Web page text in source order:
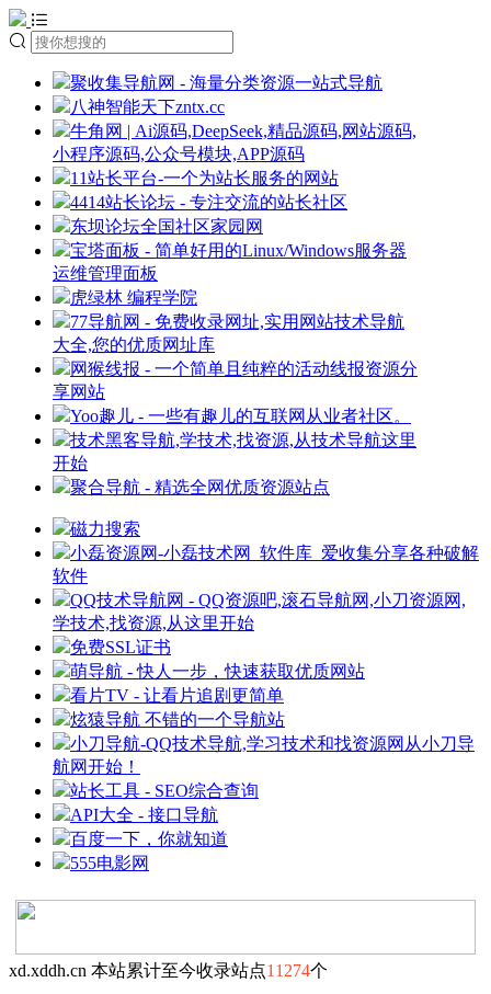
聚收集导航网 - 海量分类资源一站式导航
八神智能天下zntx.cc
牛角网 | Ai源码,DeepSeek,精品源码,网站源码,
小程序源码,公众号模块,APP源码
11站长平台-一个为站长服务的网站
4414站长论坛 - 专注交流的站长社区
东坝论坛全国社区家园网
宝塔面板 - 简单好用的Linux/Windows服务器
运维管理面板
虎绿林 编程学院
77导航网 - 免费收录网址,实用网站技术导航
大全,您的优质网址库
网猴线报 - 一个简单且纯粹的活动线报资源分
享网站
Yoo趣儿 - 一些有趣儿的互联网从业者社区。
技术黑客导航,学技术,找资源,从技术导航这里
开始
聚合导航 - 精选全网优质资源站点
磁力搜索
小磊资源网-小磊技术网_软件库_爱收集分享各种破解
软件
QQ技术导航网 - QQ资源吧,滚石导航网,小刀资源网,
学技术,找资源,从这里开始
免费SSL证书
萌导航 - 快人一步，快速获取优质网站
看片TV - 让看片追剧更简单
炫猿导航 不错的一个导航站
小刀导航-QQ技术导航,学习技术和找资源网从小刀导
航网开始！
站长工具 - SEO综合查询
API大全 - 接口导航
百度一下，你就知道
555电影网
xd.xddh.cn 本站累计至今收录站点11274个